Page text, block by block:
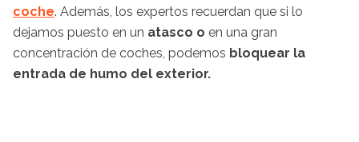
coche. Además, los expertos recuerdan que si lo
dejamos puesto en un atasco o en una gran
concentración de coches, podemos bloquear la
entrada de humo del exterior.